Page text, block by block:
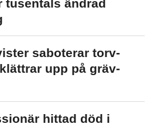
tusentals ändrad
saboterar torv­
upp på gräv­
hittad död i